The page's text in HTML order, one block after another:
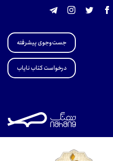
جست‌وجوی پیشرفته
درخواست کتاب نایاب